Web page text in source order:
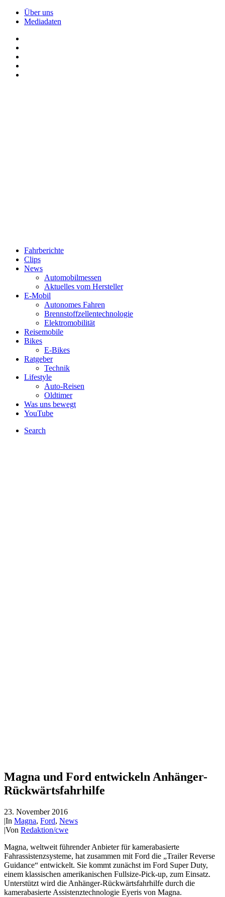
Über uns
Mediadaten
Fahrberichte
Clips
News
Automobilmessen
Aktuelles vom Hersteller
E-Mobil
Autonomes Fahren
Brennstoffzellentechnologie
Elektromobilität
Reisemobile
Bikes
E-Bikes
Ratgeber
Technik
Lifestyle
Auto-Reisen
Oldtimer
Was uns bewegt
YouTube
Search
Magna und Ford entwickeln Anhänger-
Rückwärtsfahrhilfe
23. November 2016
|In Magna, Ford, News
|Von Redaktion/cwe
Magna, weltweit führender Anbieter für kamerabasierte
Fahrassistenzsysteme, hat zusammen mit Ford die „Trailer Reverse
Guidance“ entwickelt. Sie kommt zunächst im Ford Super Duty,
einem klassischen amerikanischen Fullsize-Pick-up, zum Einsatz.
Unterstützt wird die Anhänger-Rückwärtsfahrhilfe durch die
kamerabasierte Assistenztechnologie Eyeris von Magna.